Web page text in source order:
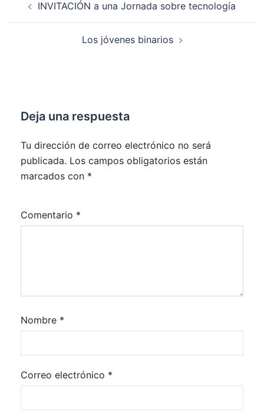
entradas
INVITACIÓN a una Jornada sobre tecnología
Los jóvenes binarios
Deja una respuesta
Tu dirección de correo electrónico no será
publicada. Los campos obligatorios están
marcados con *
Comentario *
Nombre *
Correo electrónico *